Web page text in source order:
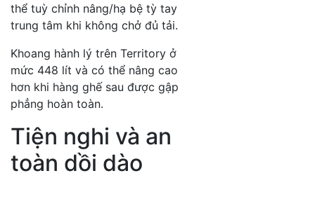
thể tuỳ chỉnh nâng/hạ bệ tỳ tay
trung tâm khi không chở đủ tải.
Khoang hành lý trên Territory ở
mức 448 lít và có thể nâng cao
hơn khi hàng ghế sau được gập
phẳng hoàn toàn.
Tiện nghi và an
toàn dồi dào